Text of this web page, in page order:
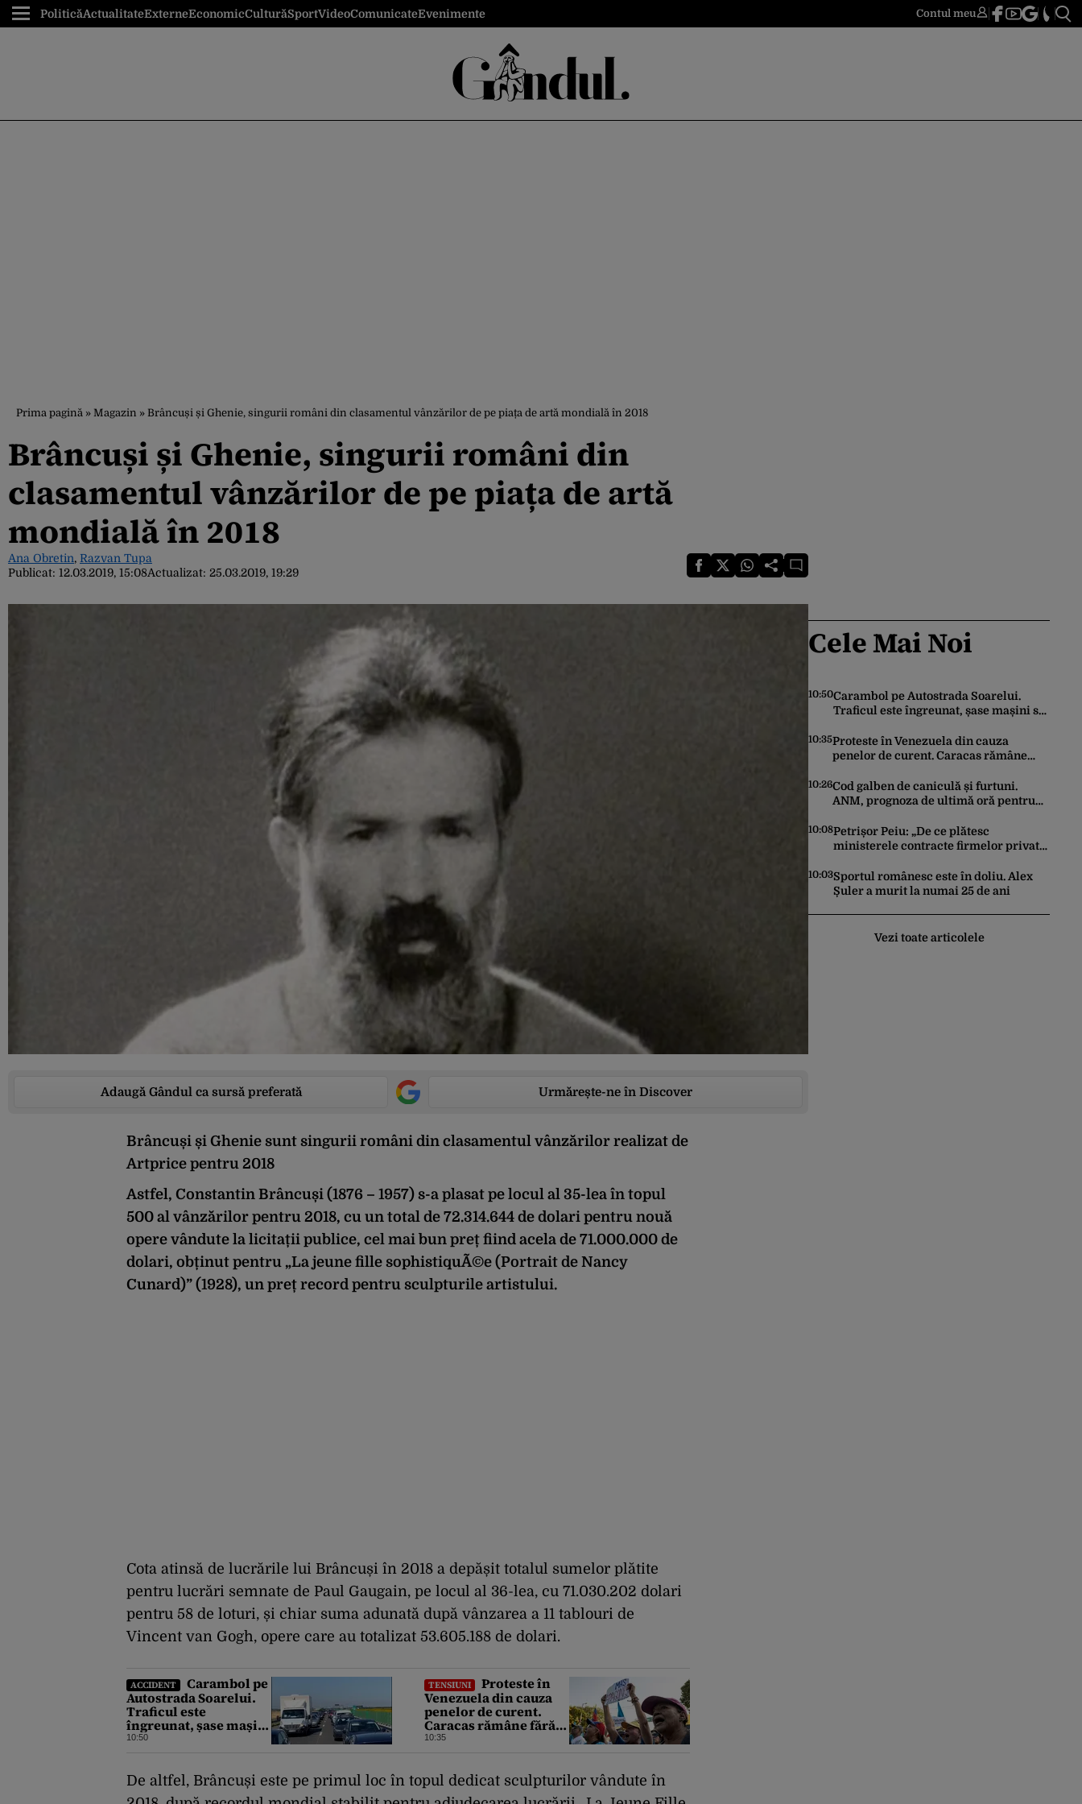
PoliticăActualitateExterneEconomicCulturăSportVideoComunicateEvenimente Contul meu
Prima pagină » Magazin » Brâncuși și Ghenie, singurii români din clasamentul vânzărilor de pe piața de artă mondială în 2018
Brâncuși și Ghenie, singurii români din
clasamentul vânzărilor de pe piața de artă
mondială în 2018
Ana Obretin, Razvan Tupa
Publicat: 12.03.2019, 15:08Actualizat: 25.03.2019, 19:29
Adaugă Gândul ca sursă preferată Urmărește-ne în Discover
Brâncuși și Ghenie sunt singurii români din clasamentul vânzărilor realizat de
Artprice pentru 2018
Astfel, Constantin Brâncuși (1876 – 1957) s-a plasat pe locul al 35-lea în topul
500 al vânzărilor pentru 2018, cu un total de 72.314.644 de dolari pentru nouă
opere vândute la licitații publice, cel mai bun preț fiind acela de 71.000.000 de
dolari, obținut pentru „La jeune fille sophistiquÃ©e (Portrait de Nancy
Cunard)” (1928), un preț record pentru sculpturile artistului.
Cota atinsă de lucrările lui Brâncuși în 2018 a depășit totalul sumelor plătite
pentru lucrări semnate de Paul Gaugain, pe locul al 36-lea, cu 71.030.202 dolari
pentru 58 de loturi, și chiar suma adunată după vânzarea a 11 tablouri de
Vincent van Gogh, opere care au totalizat 53.605.188 de dolari.
ACCIDENT
Carambol pe
Autostrada Soarelui.
Traficul este
îngreunat, șase mașini
s-au ciocnit
10:50
TENSIUNI
Proteste în
Venezuela din cauza
penelor de curent.
Caracas rămâne fără
electricitate, după ce
10:35
De altfel, Brâncuși este pe primul loc în topul dedicat sculpturilor vândute în
Cele Mai Noi
10:50Carambol pe Autostrada Soarelui.
Traficul este îngreunat, șase mașini s-
10:35Proteste în Venezuela din cauza
penelor de curent. Caracas rămâne
promis modernizarea rețelei
10:26Cod galben de caniculă și furtuni.
ANM, prognoza de ultimă oră pentru
10:08Petrișor Peiu: „De ce plătesc
ministerele contracte firmelor private
reprezintă îndatorirea angajaților din
minister?”
10:03Sportul românesc este în doliu. Alex
Șuler a murit la numai 25 de ani
Vezi toate articolele